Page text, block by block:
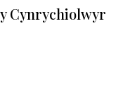
Cynrychiolwyr